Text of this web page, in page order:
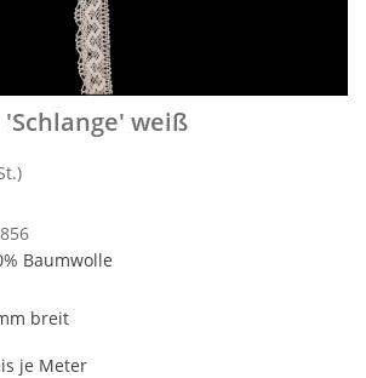
weiß
Baumwolle
breit
je Meter